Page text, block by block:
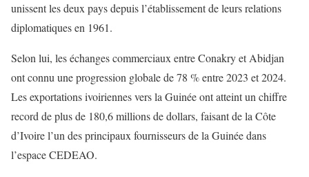
unissent les deux pays depuis l’établissement de leurs relations
diplomatiques en 1961.
Selon lui, les échanges commerciaux entre Conakry et Abidjan
ont connu une progression globale de 78 % entre 2023 et 2024.
Les exportations ivoiriennes vers la Guinée ont atteint un chiffre
record de plus de 180,6 millions de dollars, faisant de la Côte
d’Ivoire l’un des principaux fournisseurs de la Guinée dans
l’espace CEDEAO.